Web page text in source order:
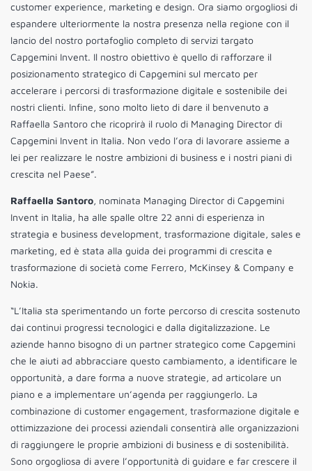
customer experience, marketing e design. Ora siamo orgogliosi di
espandere ulteriormente la nostra presenza nella regione con il
lancio del nostro portafoglio completo di servizi targato
Capgemini Invent. Il nostro obiettivo è quello di rafforzare il
posizionamento strategico di Capgemini sul mercato per
accelerare i percorsi di trasformazione digitale e sostenibile dei
nostri clienti. Infine, sono molto lieto di dare il benvenuto a
Raffaella Santoro che ricoprirà il ruolo di Managing Director di
Capgemini Invent in Italia. Non vedo l’ora di lavorare assieme a
lei per realizzare le nostre ambizioni di business e i nostri piani di
crescita nel Paese”.
Raffaella Santoro, nominata Managing Director di Capgemini
Invent in Italia, ha alle spalle oltre 22 anni di esperienza in
strategia e business development, trasformazione digitale, sales e
marketing, ed è stata alla guida dei programmi di crescita e
trasformazione di società come Ferrero, McKinsey & Company e
Nokia.
“L’Italia sta sperimentando un forte percorso di crescita sostenuto
dai continui progressi tecnologici e dalla digitalizzazione. Le
aziende hanno bisogno di un partner strategico come Capgemini
che le aiuti ad abbracciare questo cambiamento, a identificare le
opportunità, a dare forma a nuove strategie, ad articolare un
piano e a implementare un’agenda per raggiungerlo. La
combinazione di customer engagement, trasformazione digitale e
ottimizzazione dei processi aziendali consentirà alle organizzazioni
di raggiungere le proprie ambizioni di business e di sostenibilità.
Sono orgogliosa di avere l’opportunità di guidare e far crescere il